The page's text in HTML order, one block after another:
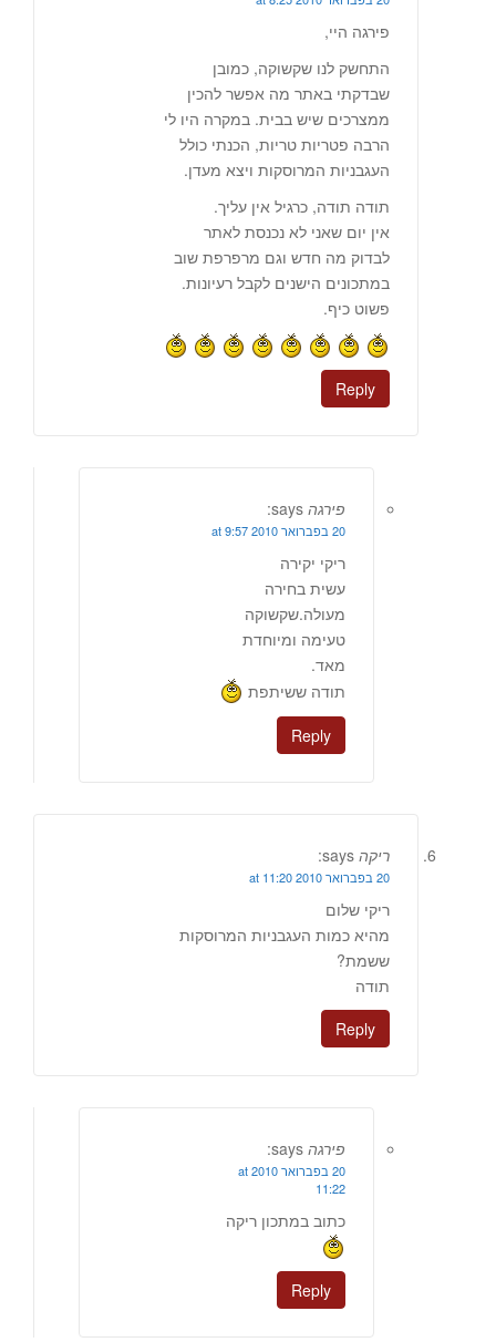
פירגה היי,
התחשק לנו שקשוקה, כמובן
שבדקתי באתר מה אפשר להכין
ממצרכים שיש בבית. במקרה היו לי
הרבה פטריות טריות, הכנתי כולל
העגבניות המרוסקות ויצא מעדן.
תודה תודה, כרגיל אין עליך.
אין יום שאני לא נכנסת לאתר
לבדוק מה חדש וגם מרפרפת שוב
במתכונים הישנים לקבל רעיונות.
פשוט כיף.
Reply
פירגה says:
20 בפברואר 2010 at 9:57
ריקי יקירה
עשית בחירה
מעולה.שקשוקה
טעימה ומיוחדת
מאד.
תודה ששיתפת
Reply
ריקה says:
20 בפברואר 2010 at 11:20
ריקי שלום
מהיא כמות העגבניות המרוסקות
ששמת?
תודה
Reply
פירגה says:
20 בפברואר 2010 at
11:22
כתוב במתכון ריקה
Reply